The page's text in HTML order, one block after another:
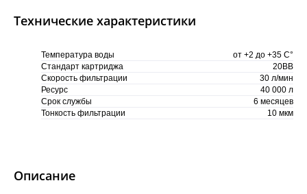
Описание
Технические характеристики
Температура воды
от +2 до +35 С°
Стандарт картриджа
20BB
Скорость фильтрации
30 л/мин
Ресурс
40 000 л
Срок службы
6 месяцев
Тонкость фильтрации
10 мкм